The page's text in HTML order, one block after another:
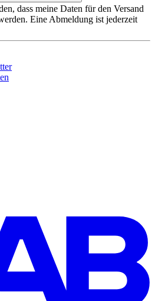
dass meine Daten für den Versand
Eine Abmeldung ist jederzeit